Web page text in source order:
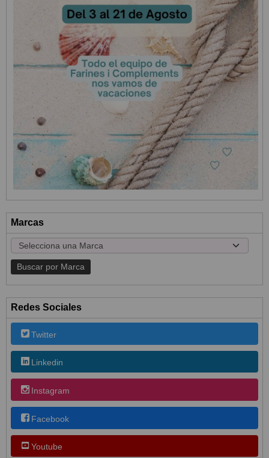
Marcas
Redes Sociales
Twitter
Linkedin
Instagram
Facebook
Youtube